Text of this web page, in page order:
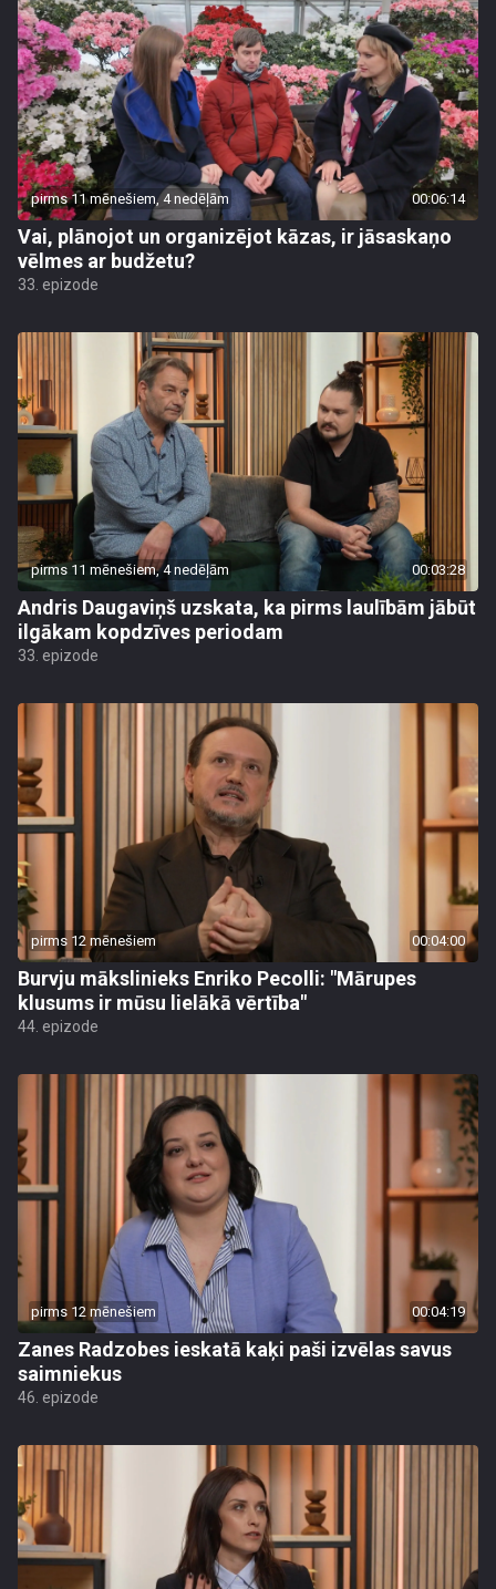
pirms 11 mēnešiem, 4 nedēļām 00:06:14
Vai, plānojot un organizējot kāzas, ir jāsaskaņo
vēlmes ar budžetu?
33. epizode
pirms 11 mēnešiem, 4 nedēļām 00:03:28
Andris Daugaviņš uzskata, ka pirms laulībām jābūt
ilgākam kopdzīves periodam
33. epizode
pirms 12 mēnešiem 00:04:00
Burvju mākslinieks Enriko Pecolli: "Mārupes
klusums ir mūsu lielākā vērtība"
44. epizode
pirms 12 mēnešiem 00:04:19
Zanes Radzobes ieskatā kaķi paši izvēlas savus
saimniekus
46. epizode